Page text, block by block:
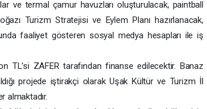
ve termal çamur havuzları oluşturulacak, paintball
Turizm Stratejisi ve Eylem Planı hazırlanacak,
faaliyet gösteren sosyal medya hesapları ile iş
ZAFER tarafından finanse edilecektir. Banaz
projede iştirakçi olarak Uşak Kültür ve Turizm İl
almaktadır.